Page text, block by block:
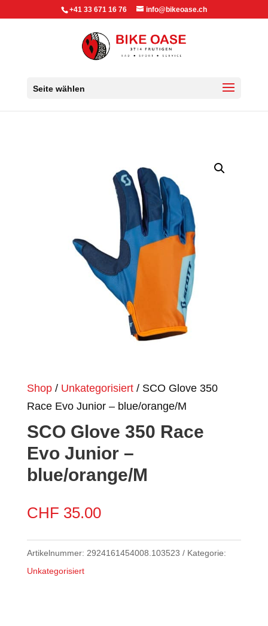
+41 33 671 16 76 info@bikeoase.ch
Seite wählen
Shop/ Unkategorisiert/ SCO Glove 350
Race Evo Junior – blue/orange/M
SCO Glove 350 Race
Evo Junior –
blue/orange/M
CHF 35.00
Artikelnummer: 2924161454008.103523
Kategorie:
Unkategorisiert